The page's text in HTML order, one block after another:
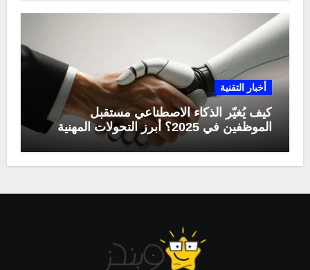
أخبار التقنية
كيف يُغيّر الذكاء الاصطناعي مستقبل
الموظفين في 2025؟ أبرز التحولات المهنية